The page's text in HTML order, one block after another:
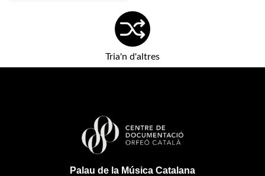
Tria'n d'altres
Palau de la Música Catalana